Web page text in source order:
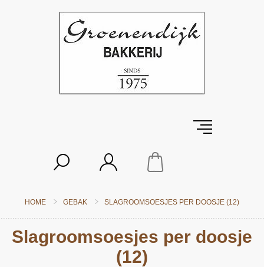
HOME GEBAK SLAGROOMSOESJES PER DOOSJE (12)
Slagroomsoesjes per doosje
(12)